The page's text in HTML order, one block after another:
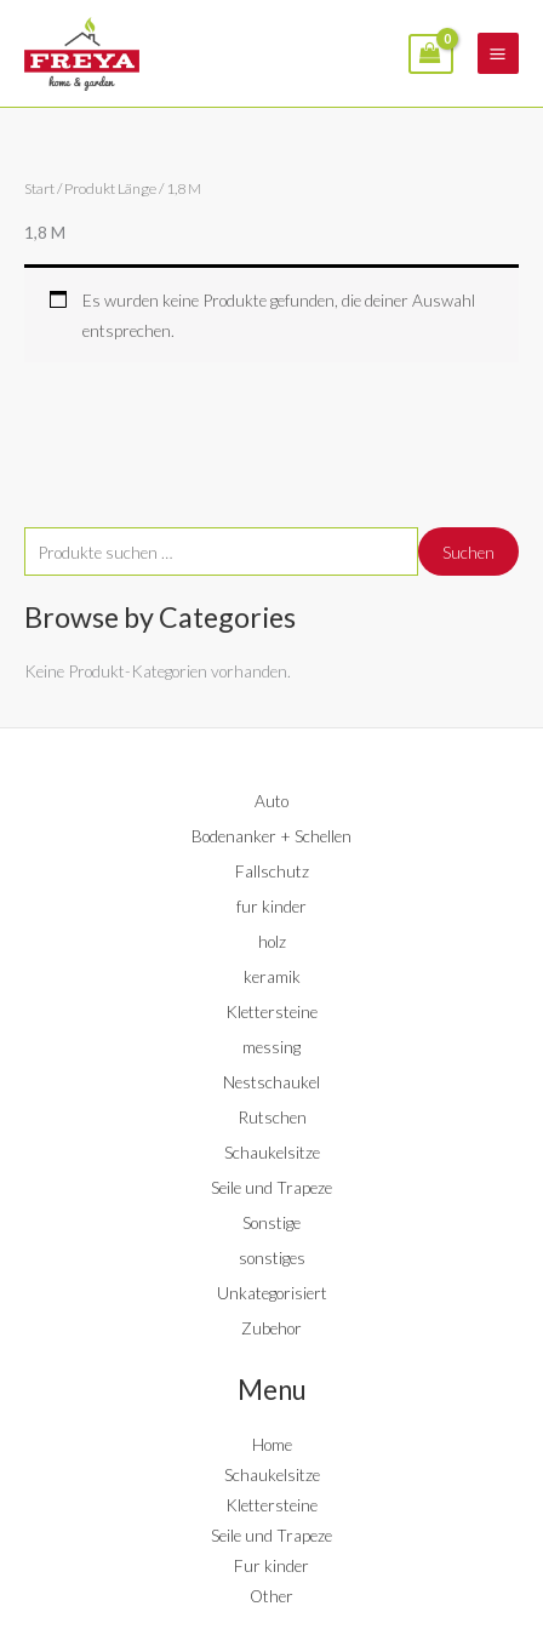
springen
u
c
e
Suchen
Browse by Categories
Keine Produkt-Kategorien vorhanden.
Start/ Produkt Länge / 1,8 M
1,8 M
Es wurden keine Produkte gefunden, die deiner Auswahl
entsprechen.
Auto
Bodenanker + Schellen
Fallschutz
fur kinder
holz
keramik
Klettersteine
messing
Nestschaukel
Rutschen
Schaukelsitze
Seile und Trapeze
Sonstige
sonstiges
Unkategorisiert
Zubehor
Menu
Home
Schaukelsitze
Klettersteine
Seile und Trapeze
Fur kinder
Other